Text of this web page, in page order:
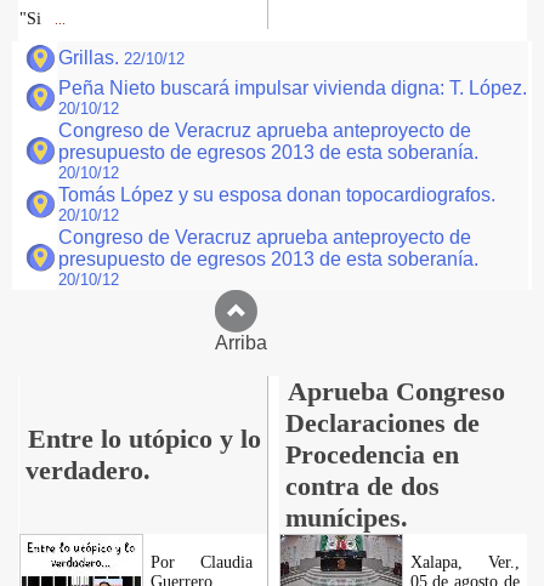
"Si
Grillas. 22/10/12
Peña Nieto buscará impulsar vivienda digna: T. López.
20/10/12
Congreso de Veracruz aprueba anteproyecto de
presupuesto de egresos 2013 de esta soberanía.
20/10/12
Tomás López y su esposa donan topocardiografos.
20/10/12
Congreso de Veracruz aprueba anteproyecto de
presupuesto de egresos 2013 de esta soberanía.
20/10/12
Arriba
Entre lo utópico y lo
verdadero.
Aprueba Congreso
Declaraciones de
Procedencia en
contra de dos
munícipes.
Por Claudia
Guerrero
Xalapa, Ver.,
05 de agosto de